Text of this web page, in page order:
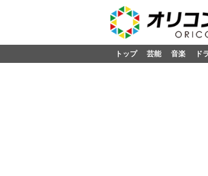
トップ 芸能 音楽 ド